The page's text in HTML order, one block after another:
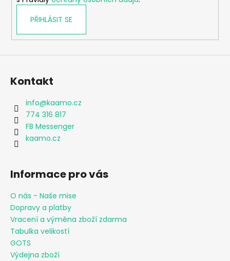
PŘIHLÁSIT SE
Kontakt
info@kaamo.cz
774 316 817
FB Messenger
kaamo.cz
Informace pro vás
O nás - Naše mise
Dopravy a platby
Vracení a výměna zboží zdarma
Tabulka velikostí
GOTS
Výdejna zboží